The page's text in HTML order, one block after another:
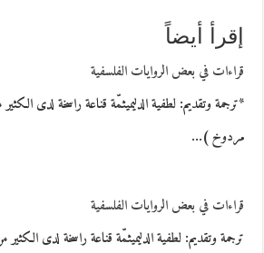
إقرأ أيضاً
قراءات في بعض الروايات الفلسفية
*ترجمة وتقديم: لطفية الدليميثمّة قناعة راسخة لدى
مردوخ )…
قراءات في بعض الروايات الفلسفية
ترجمة وتقديم: لطفية الدليميثمّة قناعة راسخة لدى